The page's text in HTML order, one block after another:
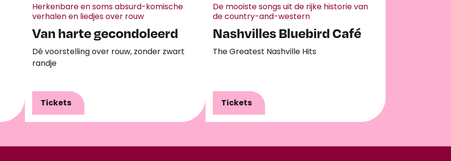
Van harte gecondoleerd
Dé voorstelling over rouw, zonder zwart
randje
Herkenbare en soms absurd-komische
verhalen en liedjes over rouw
Tickets
Nashvilles Bluebird Café
The Greatest Nashville Hits
De mooiste songs uit de rijke historie van
de country-and-western
Tickets